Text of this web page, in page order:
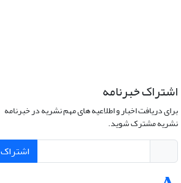
اشتراک خبرنامه
برای دریافت اخبار و اطلاعیه های مهم نشریه در خبرنامه
نشریه مشترک شوید.
اشتراک